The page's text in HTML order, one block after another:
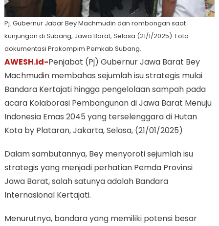
Pj. Gubernur Jabar Bey Machmudin dan rombongan saat
kunjungan di Subang, Jawa Barat, Selasa (21/1/2025). Foto
dokumentasi Prokompim Pemkab Subang.
AWESH.id-Penjabat (Pj) Gubernur Jawa Barat Bey
Machmudin membahas sejumlah isu strategis mulai
Bandara Kertajati hingga pengelolaan sampah pada
acara Kolaborasi Pembangunan di Jawa Barat Menuju
Indonesia Emas 2045 yang terselenggara di Hutan
Kota by Plataran, Jakarta, Selasa, (21/01/2025)
Dalam sambutannya, Bey menyoroti sejumlah isu
strategis yang menjadi perhatian Pemda Provinsi
Jawa Barat, salah satunya adalah Bandara
Internasional Kertajati.
Menurutnya, bandara yang memiliki potensi besar